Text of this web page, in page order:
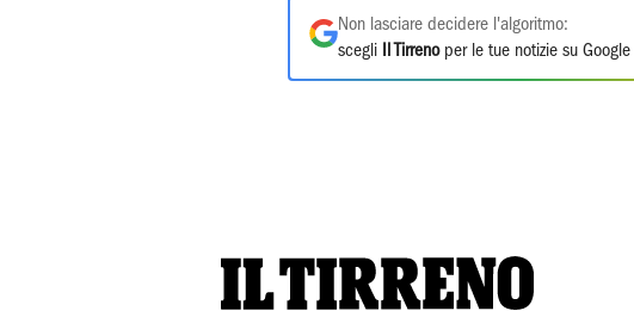
Non lasciare decidere l'algoritmo:
scegli
Il Tirrenoper le tue notizie su Google